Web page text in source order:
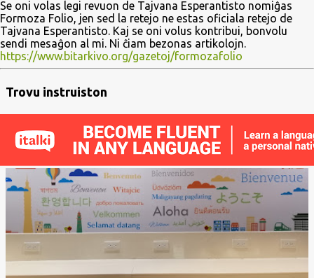
o
s
t
s
Se oni volas legi revuon de Tajvana Esperantisto nomiĝas
Formoza Folio, jen sed la retejo ne estas oficiala retejo de
Tajvana Esperantisto. Kaj se oni volus kontribui, bonvolu
sendi mesaĝon al mi. Ni ĉiam bezonas artikolojn.
https://www.bitarkivo.org/gazetoj/formozafolio
Trovu instruiston